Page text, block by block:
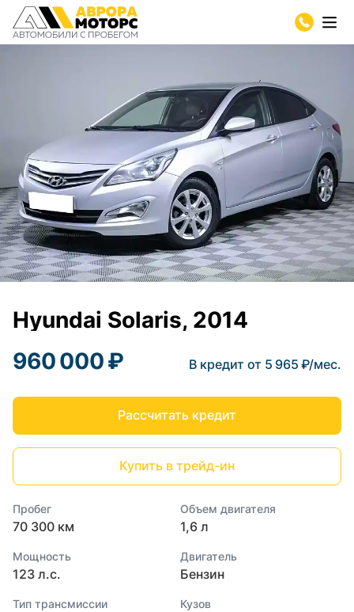
Hyundai Solaris, 2014
960 000 ₽
В кредит от 5 965 ₽/мес.
Рассчитать кредит
Купить в трейд-ин
Пробег
70 300 км
Объем двигателя
1,6 л
Мощность
123 л.с.
Двигатель
Бензин
Тип трансмиссии Кузов